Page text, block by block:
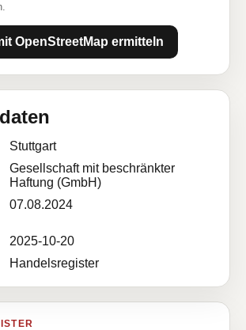
OpenStreetMap ermitteln
Stuttgart
Gesellschaft mit beschränkter
Haftung (GmbH)
07.08.2024
2025-10-20
Handelsregister